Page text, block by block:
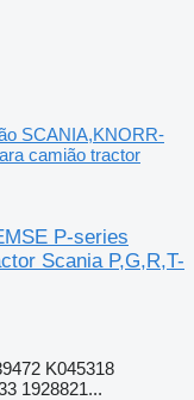
SCANIA,KNORR-
camião tractor
P-series
Scania P,G,R,T-
K045318
1928821...